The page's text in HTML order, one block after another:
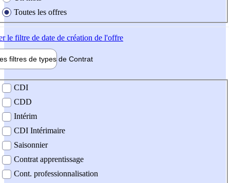
Toutes les offres
le filtre de date de création de l'offre
filtres de types de Contrat
contrat
CDI
CDD
Intérim
CDI Intérimaire
Saisonnier
Contrat apprentissage
Cont. professionnalisation